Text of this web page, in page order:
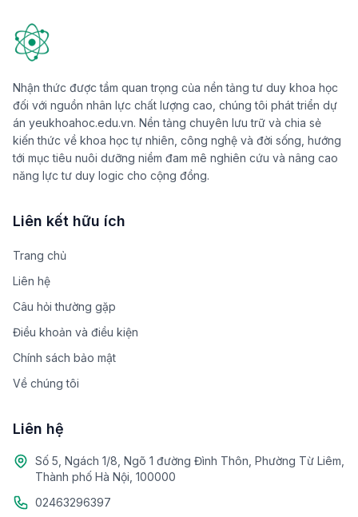
Nhận thức được tầm quan trọng của nền tảng tư duy khoa học
đối với nguồn nhân lực chất lượng cao, chúng tôi phát triển dự
án yeukhoahoc.edu.vn. Nền tảng chuyên lưu trữ và chia sẻ
kiến thức về khoa học tự nhiên, công nghệ và đời sống, hướng
tới mục tiêu nuôi dưỡng niềm đam mê nghiên cứu và nâng cao
năng lực tư duy logic cho cộng đồng.
Liên kết hữu ích
Trang chủ
Liên hệ
Câu hỏi thường gặp
Điều khoản và điều kiện
Chính sách bảo mật
Về chúng tôi
Liên hệ
Số 5, Ngách 1/8, Ngõ 1 đường Đình Thôn, Phường Từ Liêm,
Thành phố Hà Nội, 100000
02463296397